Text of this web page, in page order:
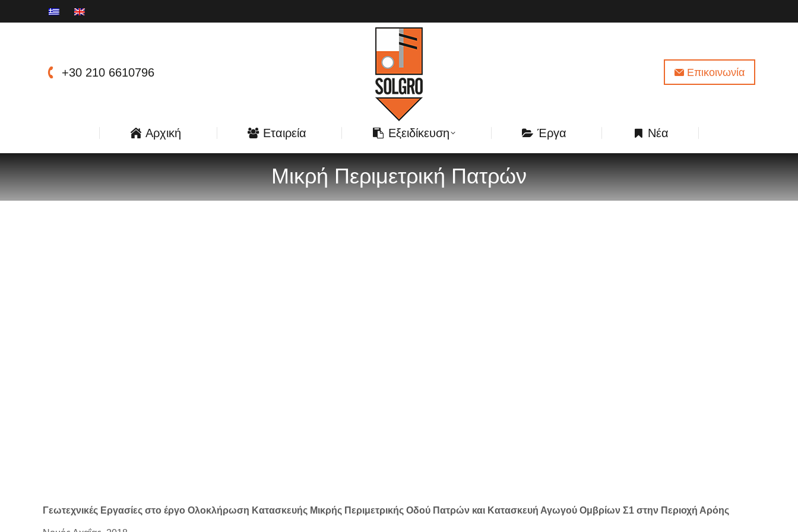
+30 210 6610796 Επικοινωνία
Αρχική Εταιρεία Εξειδίκευση Έργα Νέα
Μικρή Περιμετρική Πατρών
Γεωτεχνικές Εργασίες στο έργο Ολοκλήρωση Κατασκευής Μικρής Περιμετρικής Οδού Πατρών και Κατασκευή Αγωγού Ομβρίων Σ1 στην Περιοχή Αρόης